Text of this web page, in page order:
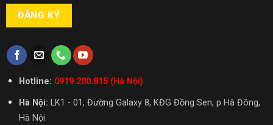
Hotline: 0919.200.815 (Hà Nội)
Hà Nội: LK1 - 01, Đường Galaxy 8, KĐG Đồng Sen, p Hà Đông,
Hà Nội